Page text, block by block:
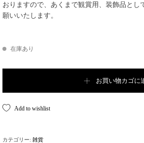
おりますので、あくまで観賞用、装飾品とし
願いいたします。
在庫あり
お買い物カゴに
Add to wishlist
カテゴリー: 雑貨